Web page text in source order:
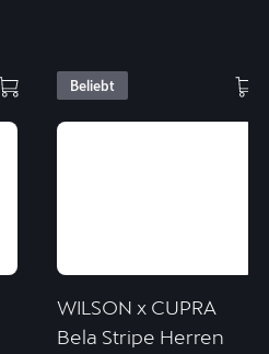
Beliebt
WILSON x CUPRA
Bela Stripe Herren